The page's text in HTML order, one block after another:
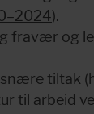
).
fravær og
tiltak
til arbeid